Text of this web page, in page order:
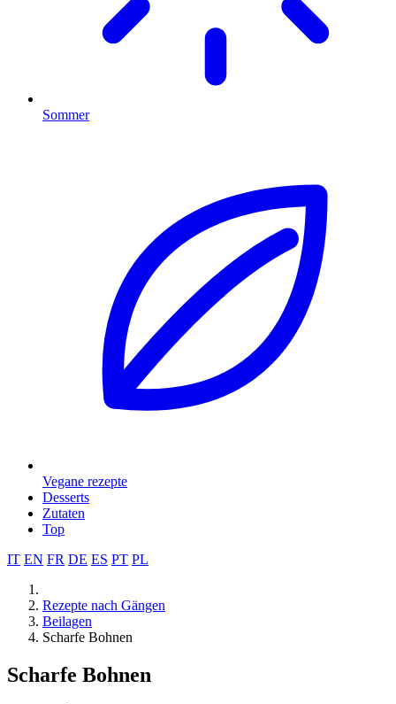
Sommer
Vegane rezepte
Desserts
Zutaten
Top
IT EN FR DE ES PT PL
Rezepte nach Gängen
Beilagen
Scharfe Bohnen
Scharfe Bohnen